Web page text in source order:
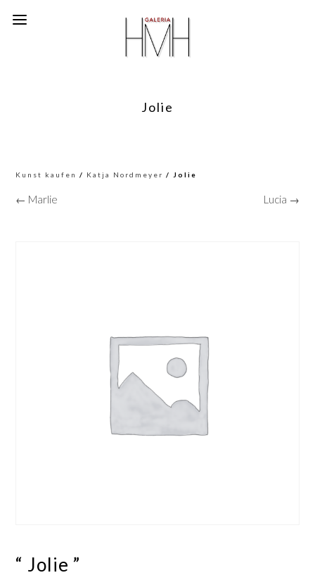
Jolie
Kunst kaufen / Katja Nordmeyer / Jolie
← Marlie Lucia →
“ Jolie ”